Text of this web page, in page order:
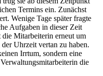
Termins ein. Zunächst
Wenige Tage später fragte
Aufgaben in dieser Zeit
Mitarbeiterin erneut um
Uhrzeit vertan zu haben.
Irrtum, sondern eine
die